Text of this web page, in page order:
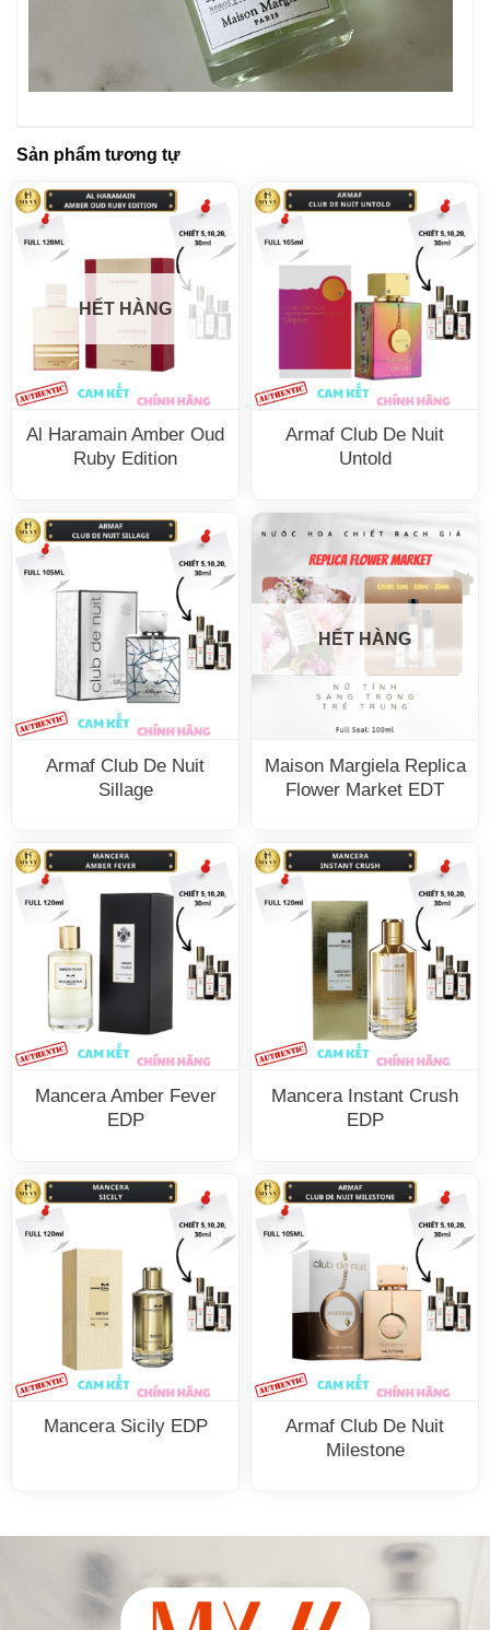
Sản phẩm tương tự
HẾT HÀNG
Al Haramain Amber Oud
Ruby Edition
Armaf Club De Nuit
Untold
Armaf Club De Nuit
Sillage
HẾT HÀNG
Maison Margiela Replica
Flower Market EDT
Mancera Amber Fever
EDP
Mancera Instant Crush
EDP
Mancera Sicily EDP
Armaf Club De Nuit
Milestone